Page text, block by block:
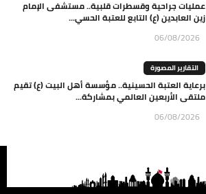
عمليات جراحية وقسطرات قلبية.. مستشفى الإمام
زين العابدين (ع) التابع للعتبة الحسي...
06/08/2026
التقارير المصورة
برعاية العتبة الحسينية.. مؤسسة أهل البيت (ع) تقيم
ملتقى الأربعين العالمي بمشاركة...
06/08/2026